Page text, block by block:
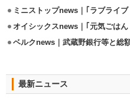
最新ニュース